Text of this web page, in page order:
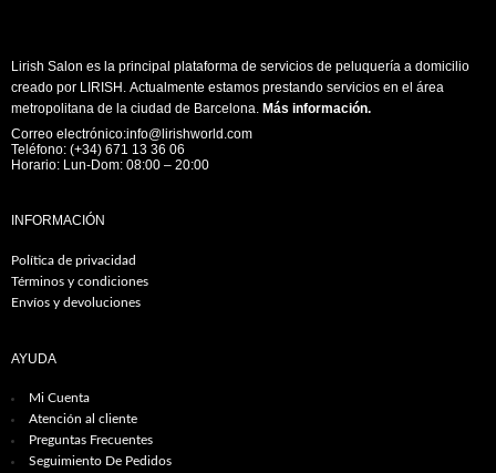
Lirish Salon es la principal plataforma de servicios de peluquería a domicilio
creado por LIRISH. Actualmente estamos prestando servicios en el área
metropolitana de la ciudad de Barcelona. Más información.
Correo electrónico:info@lirishworld.com
Teléfono: (+34) 671 13 36 06
Horario: Lun-Dom: 08:00 – 20:00
INFORMACIÓN
Política de privacidad
Términos y condiciones
Envíos y devoluciones
AYUDA
Mi Cuenta
Atención al cliente
Preguntas Frecuentes
Seguimiento De Pedidos